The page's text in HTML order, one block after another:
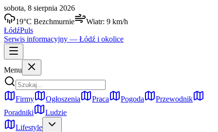
sobota, 8 sierpnia 2026
19°C Bezchmurnie Wiatr: 9 km/h
ŁódźPuls
Serwis informacyjny — Łódź i okolice
Menu
Firmy Ogłoszenia Praca Pogoda
Przewodnik
Poradniki
Ludzie
Lifestyle